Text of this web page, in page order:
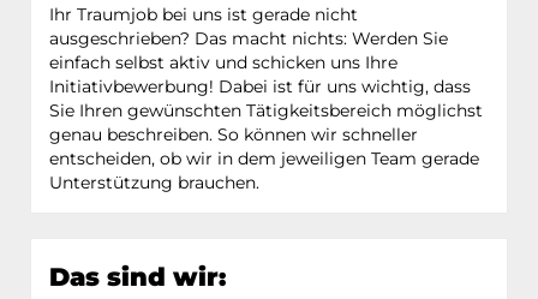
Ihr Traumjob bei uns ist gerade nicht
ausgeschrieben? Das macht nichts: Werden Sie
einfach selbst aktiv und schicken uns Ihre
Initiativbewerbung! Dabei ist für uns wichtig, dass
Sie Ihren gewünschten Tätigkeitsbereich möglichst
genau beschreiben. So können wir schneller
entscheiden, ob wir in dem jeweiligen Team gerade
Unterstützung brauchen.
Das sind wir: